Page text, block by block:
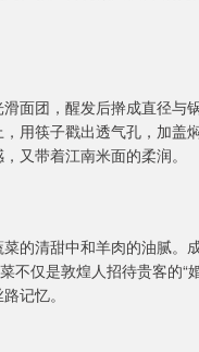
面团，醒发后擀成直径与
用筷子戳出透气孔，加盖
又带着江南米面的柔润。
的清甜中和羊肉的油腻。
不仅是敦煌人招待贵客的
记忆。